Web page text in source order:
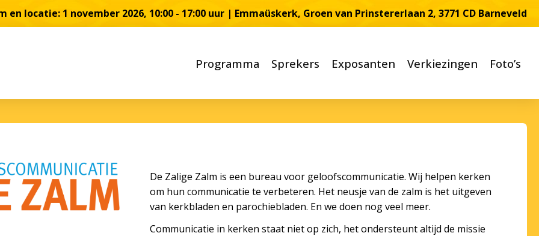
en locatie: 1 november 2026, 10:00 - 17:00 uur | Emmaüskerk, Groen van Prinstererlaan 2, 3771 CD Barneveld
Programma Sprekers Exposanten Verkiezingen Foto’s
De Zalige Zalm is een bureau voor geloofscommunicatie. Wij helpen kerken
om hun communicatie te verbeteren. Het neusje van de zalm is het uitgeven
van kerkbladen en parochiebladen. En we doen nog veel meer.
Communicatie in kerken staat niet op zich, het ondersteunt altijd de missie